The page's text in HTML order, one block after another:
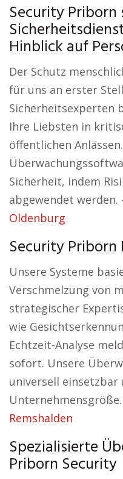
Security Priborn
Hinblick auf
Der Schutz
für uns an erster
Sicherheitsexperten
Ihre Liebsten in
öffentlichen
Sicherheit, indem
abgewendet werden.
Oldenburg
Security Priborn
Unsere Systeme
Verschmelzung von
strategischer
wie
Echtzeit-Analyse
sofort. Unsere
universell
Remshalden
Spezialisierte
Priborn Security